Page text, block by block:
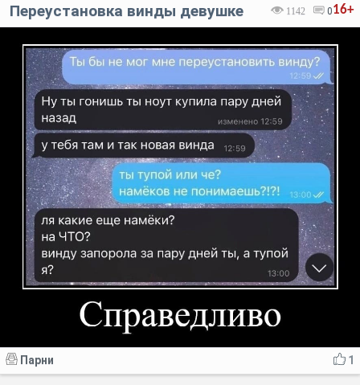
16+
1142 0
Переустановка винды девушке
1
Парни